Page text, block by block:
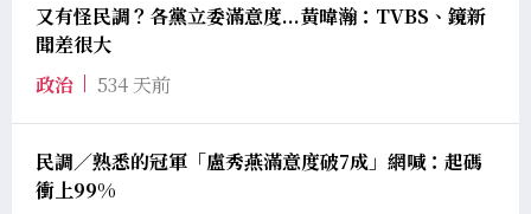
又有怪民調？各黨立委滿意度...黃暐瀚：TVBS、鏡新
聞差很大
政治
534 天前
民調／熟悉的冠軍「盧秀燕滿意度破7成」網喊：起碼
衝上99%